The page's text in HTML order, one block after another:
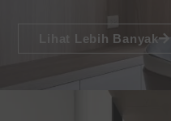
Lihat Lebih Banyak